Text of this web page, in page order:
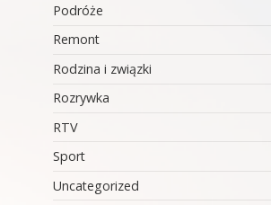
Podróże
Remont
Rodzina i związki
Rozrywka
RTV
Sport
Uncategorized